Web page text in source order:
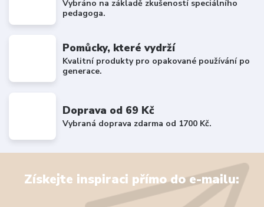
Vybráno na základě zkušeností speciálního
pedagoga.
Pomůcky, které vydrží
Kvalitní produkty pro opakované používání po
generace.
Doprava od 69 Kč
Vybraná doprava zdarma od 1700 Kč.
Získejte inspiraci přímo do e-mailu: